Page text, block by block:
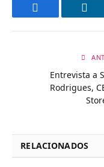
Entrevista a
Rodrigues,
RELACIONADOS